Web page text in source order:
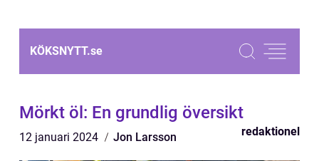
KÖKSNYTT.se
Mörkt öl: En grundlig översikt
12 januari 2024 Jon Larsson redaktionel